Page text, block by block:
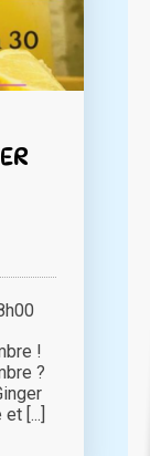
!
?
[...]